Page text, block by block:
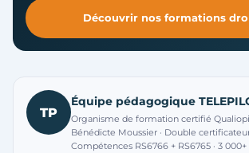
Découvrir nos formations
TP
Équipe pédagogique
Organisme de formation certifié Qualiopi
Bénédicte Moussier · Double
Compétences RS6766 + RS6765 · 3